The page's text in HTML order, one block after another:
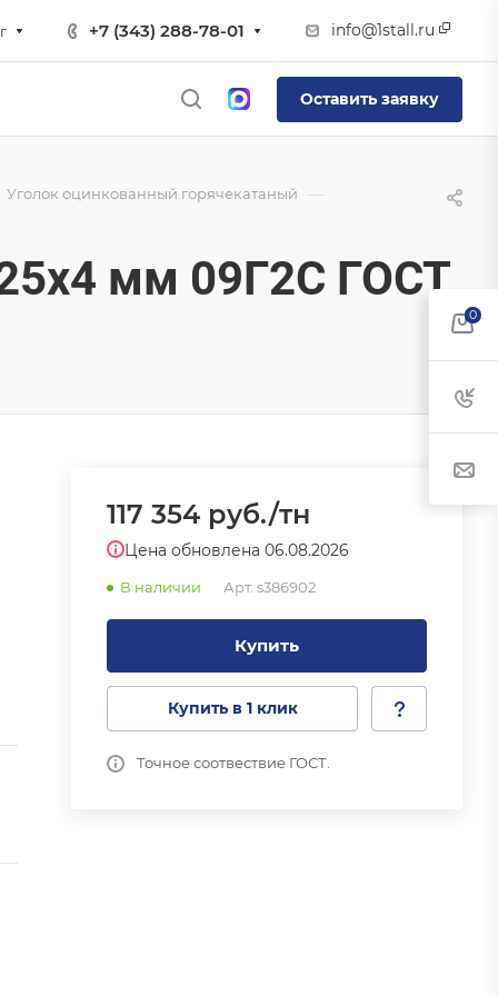
+7 (343) 288-78-01 info@1stall.ru
Оставить заявку
Уголок оцинкованный горячекатаный —
мм 09Г2С ГОСТ
117 354 руб./тн
Цена обновлена 06.08.2026
В наличии Арт. s386902
Купить
Купить в 1 клик
Точное соотвествие ГОСТ.
0